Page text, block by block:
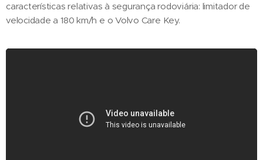
características relativas à segurança rodoviária: limitador de
velocidade a 180 km/h e o Volvo Care Key.